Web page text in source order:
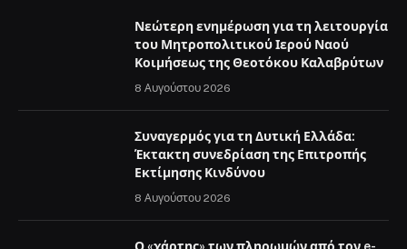
Νεώτερη ενημέρωση για τη λειτουργία
του Μητροπολιτικού Ιερού Ναού
Κοιμήσεως της Θεοτόκου Καλαβρύτων
8 Αυγούστου 2026
Συναγερμός για τη Δυτική Ελλάδα:
Έκτακτη συνεδρίαση της Επιτροπής
Εκτίμησης Κινδύνου
8 Αυγούστου 2026